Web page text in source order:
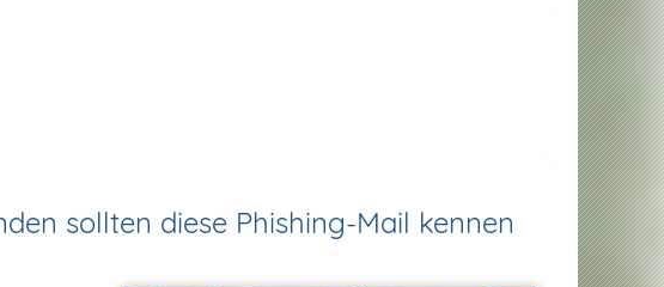
sollten diese Phishing-Mail kennen